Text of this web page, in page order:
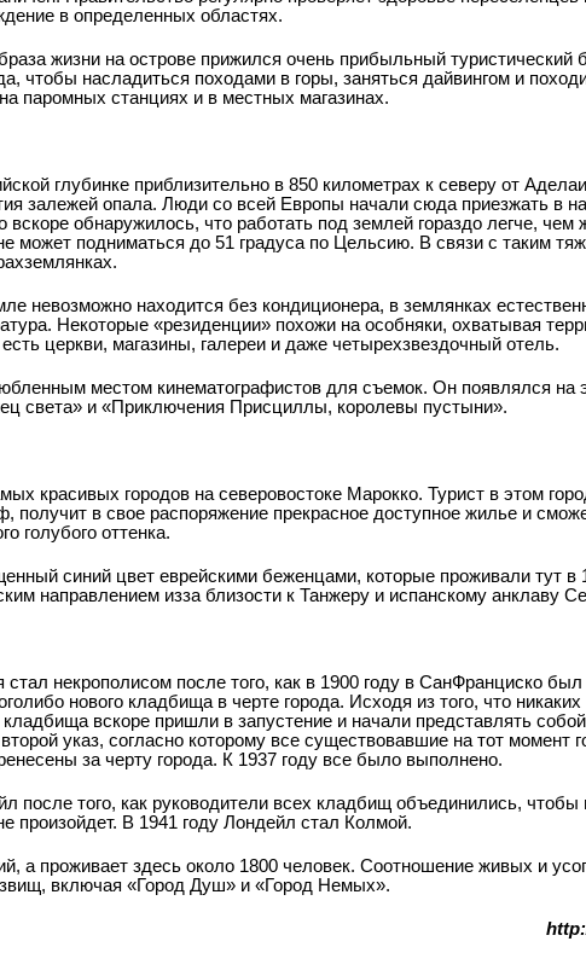
в определенных областях.
жизни на острове прижился очень прибыльный туристический
чтобы насладиться походами в горы, заняться дайвингом и
паромных станциях и в местных магазинах.
глубинке приблизительно в 850 километрах к северу от
залежей опала. Люди со всей Европы начали сюда приезжать в
вскоре обнаружилось, что работать под землей гораздо легче, чем
может подниматься до 51 градуса по Цельсию. В связи с таким
невозможно находится без кондиционера, в землянках
Некоторые «резиденции» похожи на особняки, охватывая
церкви, магазины, галереи и даже четырехзвездочный отель.
местом кинематографистов для съемок. Он появлялся на
света» и «Приключения Присциллы, королевы пустыни».
красивых городов на северо­востоке Марокко. Турист в этом
получит в свое распоряжение прекрасное доступное жилье и
голубого оттенка.
синий цвет еврейскими беженцами, которые проживали тут в
направлением из­за близости к Танжеру и испанскому анклаву
некрополисом после того, как в 1900 году в Сан­Франциско был
нового кладбища в черте города. Исходя из того, что
вскоре пришли в запустение и начали представлять собой
указ, согласно которому все существовавшие на тот момент
за черту города. К 1937 году все было выполнено.
после того, как руководители всех кладбищ объединились, чтобы
произойдет. В 1941 году Лондейл стал Колмой.
а проживает здесь около 1800 человек. Соотношение живых и
включая «Город Душ» и «Город Немых».